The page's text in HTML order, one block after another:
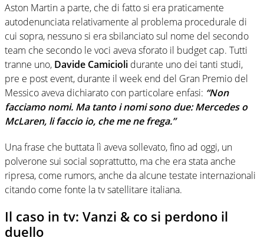
Aston Martin a parte, che di fatto si era praticamente
autodenunciata relativamente al problema procedurale di
cui sopra, nessuno si era sbilanciato sul nome del secondo
team che secondo le voci aveva sforato il budget cap. Tutti
tranne uno, Davide Camicioli durante uno dei tanti studi,
pre e post event, durante il week end del Gran Premio del
Messico aveva dichiarato con particolare enfasi: “Non
facciamo nomi. Ma tanto i nomi sono due: Mercedes o
McLaren, li faccio io, che me ne frega.”
Una frase che buttata lì aveva sollevato, fino ad oggi, un
polverone sui social soprattutto, ma che era stata anche
ripresa, come rumors, anche da alcune testate internazionali
citando come fonte la tv satellitare italiana.
Il caso in tv: Vanzi & co si perdono il
duello